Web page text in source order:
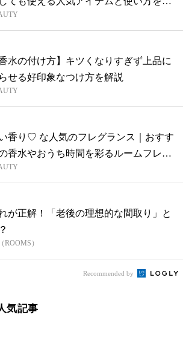
...
香水の付け方】キツくなりすぎず上品に
せる好印象なつけ方を解説
香り♡ な人気のフレグランス｜おすす
香水やおうち時間を彩るルームフレグ
が正解！「老後の理想的な間取り」と
ROOMS）
Recommended by
気記事